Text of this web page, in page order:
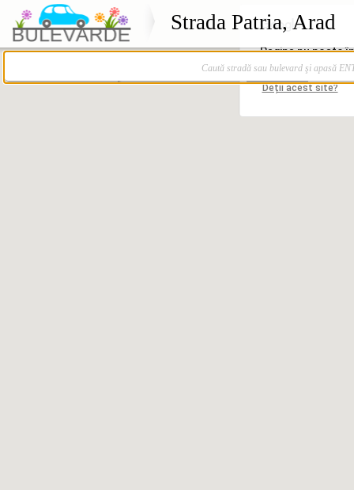
Strada Patria, Arad
Caută stradă sau bulevard şi apasă